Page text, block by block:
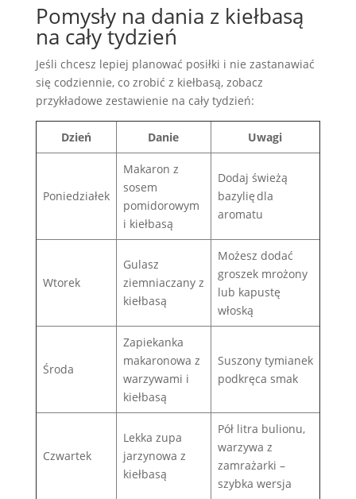
Pomysły na dania z kiełbasą
na cały tydzień
Jeśli chcesz lepiej planować posiłki i nie zastanawiać
się codziennie, co zrobić z kiełbasą, zobacz
przykładowe zestawienie na cały tydzień:
Dzień Danie Uwagi
Poniedziałek
Makaron z
sosem
pomidorowym
i kiełbasą
Dodaj świeżą
bazylię dla
aromatu
Wtorek
Gulasz
ziemniaczany z
kiełbasą
Możesz dodać
groszek mrożony
lub kapustę
włoską
Środa
Zapiekanka
makaronowa z
warzywami i
kiełbasą
Suszony tymianek
podkręca smak
Czwartek
Lekka zupa
jarzynowa z
kiełbasą
Pół litra bulionu,
warzywa z
zamrażarki –
szybka wersja